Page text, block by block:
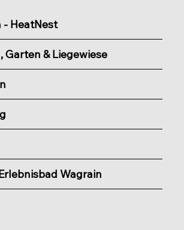
- HeatNest
Garten & Liegewiese
Wagrain